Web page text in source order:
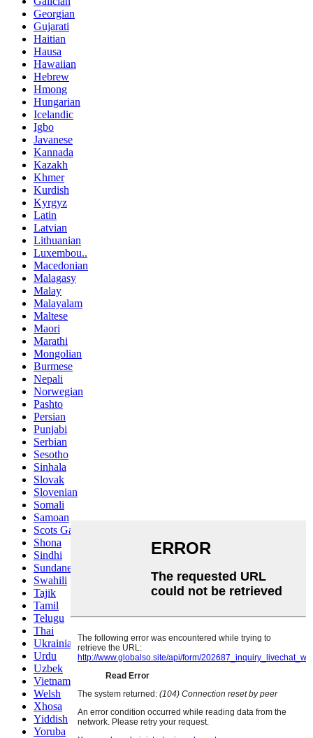
Georgian
Gujarati
Haitian
Hausa
Hawaiian
Hebrew
Hmong
Hungarian
Icelandic
Igbo
Javanese
Kannada
Kazakh
Khmer
Kurdish
Kyrgyz
Latin
Latvian
Lithuanian
Luxembou..
Macedonian
Malagasy
Malay
Malayalam
Maltese
Maori
Marathi
Mongolian
Burmese
Nepali
Norwegian
Pashto
Persian
Punjabi
Serbian
Sesotho
Sinhala
Slovak
Slovenian
Somali
Samoan
Scots Gaelic
Shona
Sindhi
Sundanese
Swahili
Tajik
Tamil
Telugu
Thai
Ukrainian
Urdu
Uzbek
Vietnamese
Welsh
Xhosa
Yiddish
Yoruba